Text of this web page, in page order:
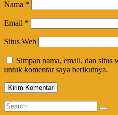
Nama *
Email *
Situs Web
Simpan nama, email, dan situs
untuk komentar saya berikutnya.